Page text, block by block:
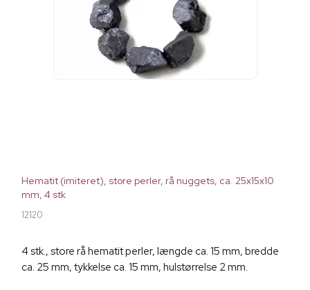
Hematit (imiteret), store perler, rå nuggets, ca. 25x15x10
mm, 4 stk
12120
4 stk., store rå hematit perler, længde ca. 15 mm, bredde
ca. 25 mm, tykkelse ca. 15 mm, hulstørrelse 2 mm.